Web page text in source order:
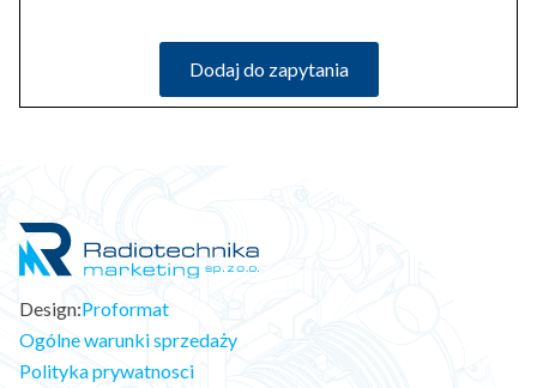
Dodaj do zapytania
Design:Proformat
Ogólne warunki sprzedaży
Polityka prywatnosci